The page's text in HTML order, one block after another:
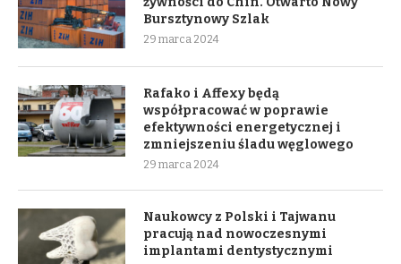
Bursztynowy Szlak
29 marca 2024
Rafako i Affexy będą
współpracować w poprawie
efektywności energetycznej i
zmniejszeniu śladu węglowego
29 marca 2024
Naukowcy z Polski i Tajwanu
pracują nad nowoczesnymi
implantami dentystycznymi